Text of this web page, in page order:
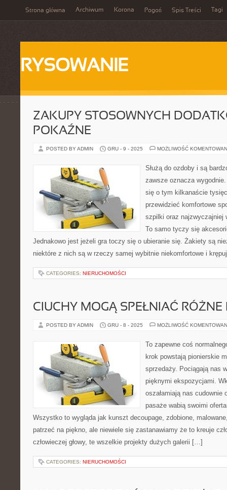
Strona główna Archiwum Korona Pogoń Spis Treści Tagi
RYSOWANIE
ZAKUPY STOSOWNYCH
POKAŹNE
POSTED BY ADMIN GRU - 9 - 2025 MOŻLIWOŚĆ
Służą do ozdoby i są
zawsze oznacza
się o tym kilkanaście
przewidzieć komfortowe
szpilki oraz najzwyczajniej
To samo tyczy się
Jednakowo jest jeżeli gra toczy się o ubieranie się. Żakiety są
niektóre z nich są w rzeczy samej wybitnie niekomfortowe i
CATEGORIES: NIERUCHOMOŚCI
CIUCHY MOGĄ SPEŁNIAĆ RÓŻNE
POSTED BY ADMIN GRU - 8 - 2025 MOŻLIWOŚĆ
To zapewne coś
krok powstają pionierskie
sprzedaży. Pociągają nas
pięknymi ekspozycjami.
oszałamiają nas cudownie
pasaże wabią swoimi
Wszystko to wygląda jak kunszt decoupage, zdobione,
patrzeć na piękno, ale niewiele się zastanawiamy że to kreuje
człowieczej głowy, te wszelkie projekty dużych galerii […]
CATEGORIES: NIERUCHOMOŚCI